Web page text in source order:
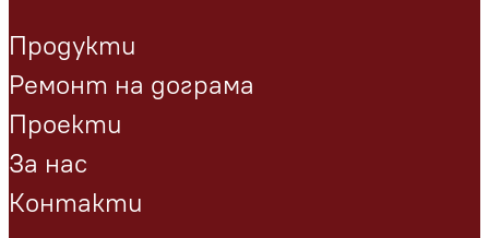
Продукти
Ремонт на дограма
Проекти
За нас
Контакти